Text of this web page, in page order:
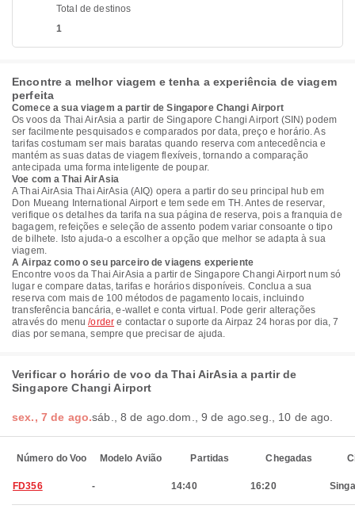
Total de destinos
1
Encontre a melhor viagem e tenha a experiência de viagem
perfeita
Comece a sua viagem a partir de Singapore Changi Airport
Os voos da Thai AirAsia a partir de Singapore Changi Airport (SIN) podem
ser facilmente pesquisados e comparados por data, preço e horário. As
tarifas costumam ser mais baratas quando reserva com antecedência e
mantém as suas datas de viagem flexíveis, tornando a comparação
antecipada uma forma inteligente de poupar.
Voe com a Thai AirAsia
A Thai AirAsia Thai AirAsia (AIQ) opera a partir do seu principal hub em
Don Mueang International Airport e tem sede em TH. Antes de reservar,
verifique os detalhes da tarifa na sua página de reserva, pois a franquia de
bagagem, refeições e seleção de assento podem variar consoante o tipo
de bilhete. Isto ajuda-o a escolher a opção que melhor se adapta à sua
viagem.
A Airpaz como o seu parceiro de viagens experiente
Encontre voos da Thai AirAsia a partir de Singapore Changi Airport num só
lugar e compare datas, tarifas e horários disponíveis. Conclua a sua
reserva com mais de 100 métodos de pagamento locais, incluindo
transferência bancária, e-wallet e conta virtual. Pode gerir alterações
através do menu/order e contactar o suporte da Airpaz 24 horas por dia, 7
dias por semana, sempre que precisar de ajuda.
Verificar o horário de voo da Thai AirAsia a partir de
Singapore Changi Airport
sex., 7 de ago.sáb., 8 de ago.dom., 9 de ago.seg., 10 de ago.
Número do Voo Modelo Avião Partidas Chegadas
FD356 - 14:40 16:20